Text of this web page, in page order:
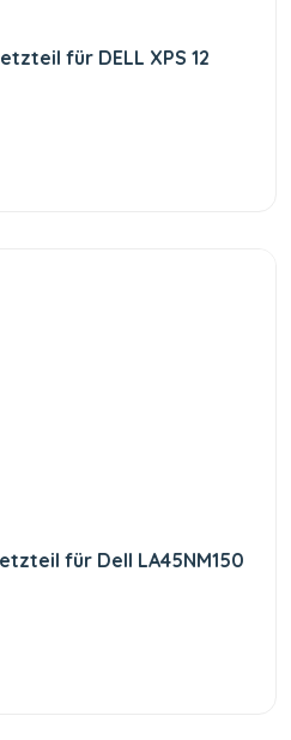
für DELL XPS 12
für Dell LA45NM150